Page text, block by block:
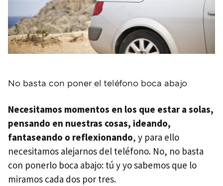
No basta con poner el teléfono boca abajo
Necesitamos momentos en los que estar a solas,
pensando en nuestras cosas, ideando,
fantaseando o reflexionando, y para ello
necesitamos alejarnos del teléfono. No, no basta
con ponerlo boca abajo: tú y yo sabemos que lo
miramos cada dos por tres.